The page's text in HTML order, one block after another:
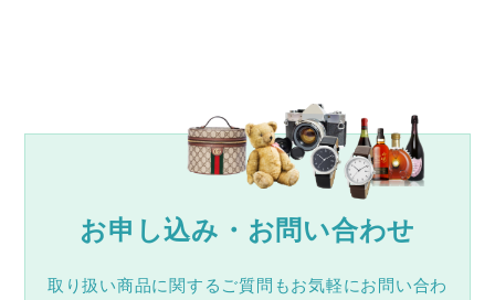
お申し込み・お問い合わせ
取り扱い商品に関するご質問もお気軽にお問い合わ